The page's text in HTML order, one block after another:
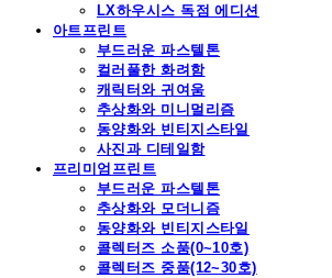
LX하우시스 독점 에디션
아트프린트
부드러운 파스텔톤
컬러풀한 화려함
캐릭터와 귀여움
추상화와 미니멀리즘
동양화와 빈티지스타일
사진과 디테일함
프리미엄프린트
부드러운 파스텔톤
추상화와 모더니즘
동양화와 빈티지스타일
콜렉터즈 소품(0~10호)
콜렉터즈 중품(12~30호)